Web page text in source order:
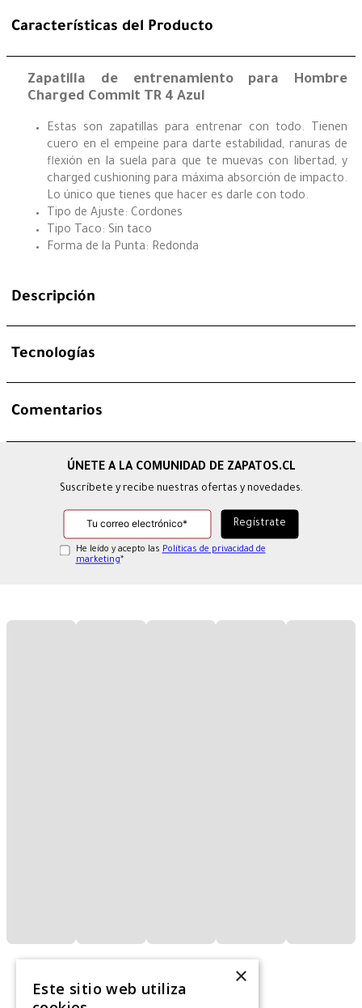
Características del Producto
Zapatilla de entrenamiento para Hombre
Charged Commit TR 4 Azul
Estas son zapatillas para entrenar con todo. Tienen
cuero en el empeine para darte estabilidad, ranuras de
flexión en la suela para que te muevas con libertad, y
charged cushioning para máxima absorción de impacto.
Lo único que tienes que hacer es darle con todo.
Tipo de Ajuste: Cordones
Tipo Taco: Sin taco
Forma de la Punta: Redonda
Descripción
Tecnologías
Comentarios
Suscríbete y recibe nuestras ofertas y novedades.
He leído y acepto las Políticas de privacidad de
marketing*
×
Este sitio web utiliza